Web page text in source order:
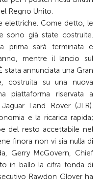
Regno Unito.
elettriche. Come detto, le
sono già state costruite.
prima sarà terminata e
mentre il lancio sul
stata annunciata una Gran
costruita su una nuova
piattaforma riservata a
Land Rover (JLR).
e la ricarica rapida;
del resto accettabile nel
finora non vi sia nulla di
Gerry McGovern, Chief
in ballo la cifra tonda di
Rawdon Glover ha